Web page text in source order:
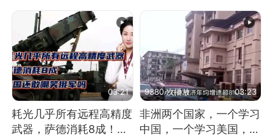
没人住，发生了啥
03:21
耗光几乎所有远程高精度
武器，萨德消耗8成！美
9380 次播放 03:23
非洲两个国家，一个学习
中国，一个学习美国，结